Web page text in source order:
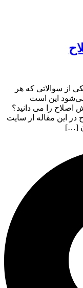
از سوالاتی که هر
این است
اصلاح را می دانید؟
در این مقاله از سایت
[…]